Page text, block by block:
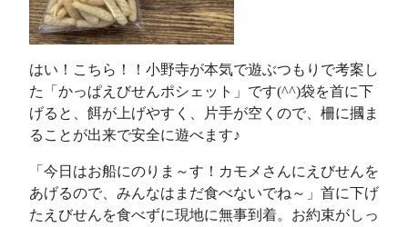
はい！こちら！！小野寺が本気で遊ぶつもりで考案し
た「かっぱえびせんポシェット」です(^^)袋を首に下
げると、餌が上げやすく、片手が空くので、柵に摑ま
ることが出来で安全に遊べます♪
「今日はお船にのりま～す！カモメさんにえびせんを
あげるので、みんなはまだ食べないでね～」首に下げ
たえびせんを食べずに現地に無事到着。お約束がしっ